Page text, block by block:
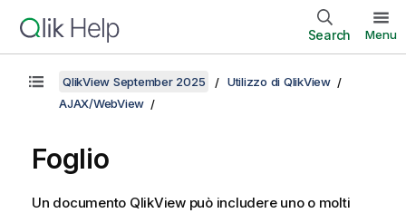
Search Menu
QlikView September 2025
Utilizzo di QlikView
AJAX/WebView
Foglio
Un documento QlikView può includere uno o molti